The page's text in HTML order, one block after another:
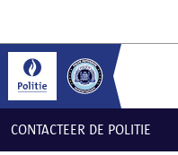
CONTACTEER DE POLITIE